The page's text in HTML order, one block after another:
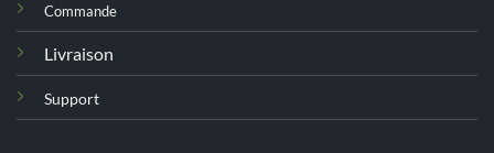
Commande
Livraison
Support